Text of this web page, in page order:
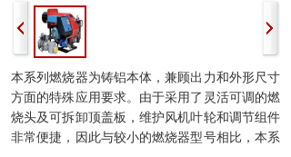
本系列燃烧器为铸铝本体，兼顾出力和外形尺寸
方面的特殊应用要求。由于采用了灵活可调的燃
烧头及可拆卸顶盖板，维护风机叶轮和调节组件
非常便捷，因此与较小的燃烧器型号相比，本系